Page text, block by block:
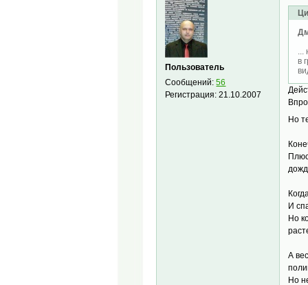
Пользователь
Сообщений:56
Регистрация:21.10.2007
...
в
Но
И
Но
А
Но